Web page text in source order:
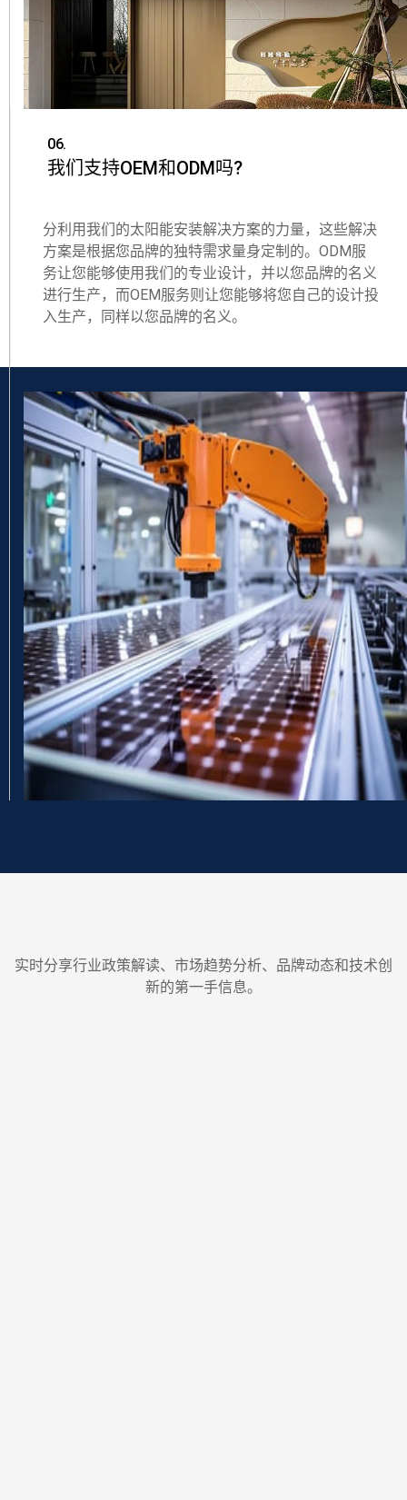
06.
我们支持OEM和ODM吗?
分利用我们的太阳能安装解决方案的力量，这些解决
方案是根据您品牌的独特需求量身定制的。ODM服
务让您能够使用我们的专业设计，并以您品牌的名义
进行生产，而OEM服务则让您能够将您自己的设计投
入生产，同样以您品牌的名义。
实时分享行业政策解读、市场趋势分析、品牌动态和技术创
新的第一手信息。